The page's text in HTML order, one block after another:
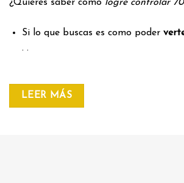
¿Quieres saber cómo logre controlar
Si lo que buscas es como poder
. .
LEER MÁS